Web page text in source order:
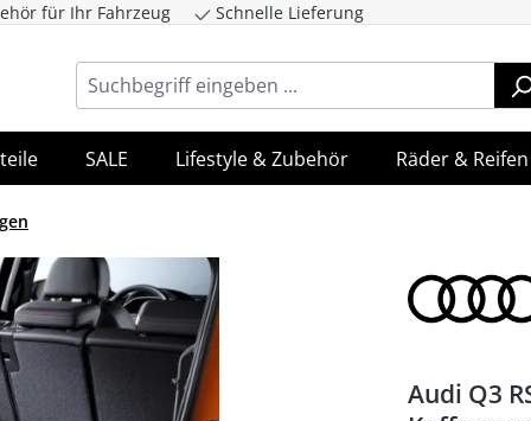
Zur Hauptnavigation springen
für Ihr Fahrzeug Schnelle Lieferung
SALE Lifestyle & Zubehör Räder & Reifen
Audi Q3